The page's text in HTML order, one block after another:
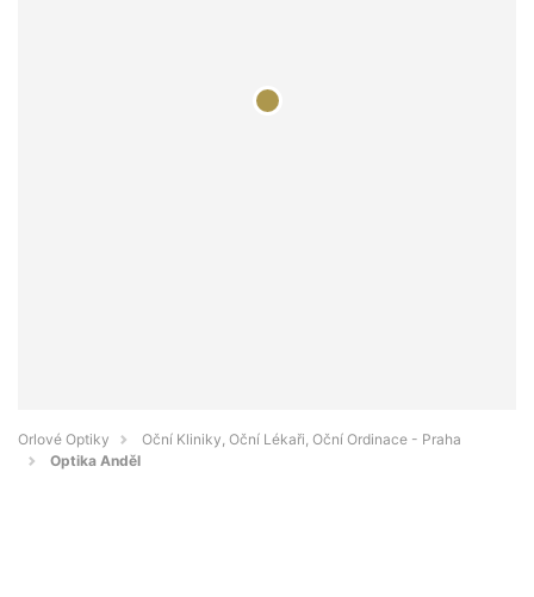
Orlové Optiky
Oční Kliniky, Oční Lékaři, Oční Ordinace - Praha
Optika Anděl